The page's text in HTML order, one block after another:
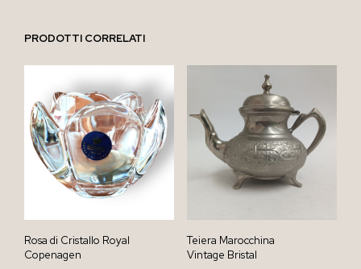
PRODOTTI CORRELATI
Rosa di Cristallo Royal
Copenagen
Teiera Marocchina
Vintage Bristal